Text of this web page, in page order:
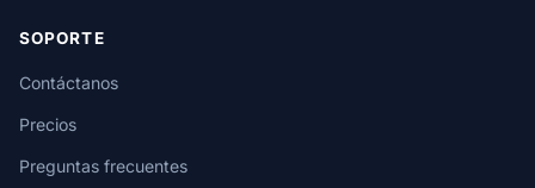
SOPORTE
Contáctanos
Precios
Preguntas frecuentes